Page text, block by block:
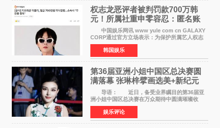
权志龙恶评者被判罚款700万韩
元！所属社重申零容忍：匿名账
号也难逃刑责
中国娱乐网讯 www yule com cn GALAXY
CORP通过官方立场表示：为保护所属艺人权志
龙的名誉和权益，将持续对网络上发生的名誉损
害、散布虚假事实、侮辱、恶意诽谤等行为采取
法律应对措施。
韩国娱乐
第36届亚洲小姐中国区总决赛圆
满落幕 张琳梓擘画选美+新纪元
导语： 近日，备受业界瞩目的第36届亚
洲小姐中国区总决赛在万众期待中圆满璀璨收
官。整场盛典汇聚万千芳华，不仅完成了新一届
美丽代言人的加冕选拔，更在行业发展层面带来
颠覆性突破。活动
娱乐评论